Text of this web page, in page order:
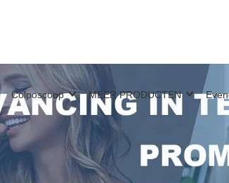
Colposcoop MEER PRODUCTEN